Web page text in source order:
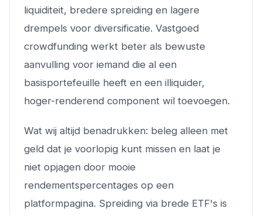
liquiditeit, bredere spreiding en lagere
drempels voor diversificatie. Vastgoed
crowdfunding werkt beter als bewuste
aanvulling voor iemand die al een
basisportefeuille heeft en een illiquider,
hoger-renderend component wil toevoegen.
Wat wij altijd benadrukken: beleg alleen met
geld dat je voorlopig kunt missen en laat je
niet opjagen door mooie
rendementspercentages op een
platformpagina. Spreiding via brede ETF's is